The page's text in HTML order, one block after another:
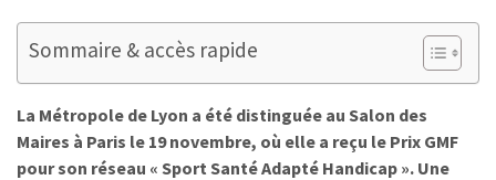
Sommaire & accès rapide
La Métropole de Lyon a été distinguée au Salon des
Maires à Paris le 19 novembre, où elle a reçu le Prix GMF
pour son réseau « Sport Santé Adapté Handicap ». Une